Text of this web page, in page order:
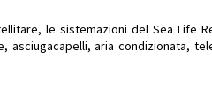
le sistemazioni del Sea Life
aria condizionata,